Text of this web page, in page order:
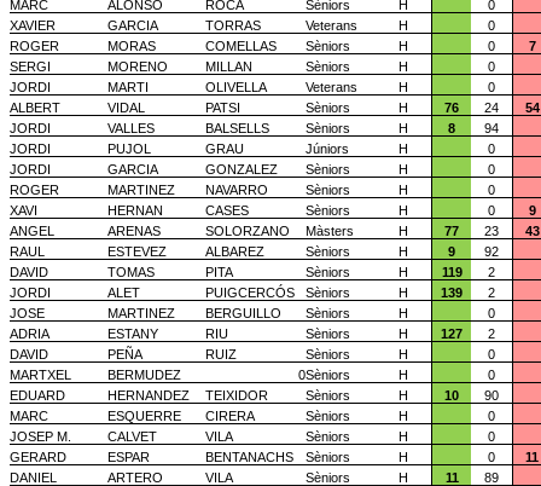
MARC
ALONSO ROCA Sèniors H
0
XAVIER
GARCIA TORRAS Veterans H
0
ROGER
MORAS COMELLAS Sèniors H 0
7
SERGI
MORENO MILLAN Sèniors H
0
JORDI
MARTI OLIVELLA Veterans H
0
ALBERT
VIDAL PATSI Sèniors H 76 24
54
JORDI
VALLES BALSELLS Sèniors H 8
94
JORDI
PUJOL GRAU Júniors H
0
JORDI
GARCIA GONZALEZ Sèniors H
0
ROGER
MARTINEZ NAVARRO Sèniors H
0
XAVI
HERNAN CASES Sèniors H 0
9
ANGEL
ARENAS SOLORZANO Màsters H 77 23
43
RAUL
ESTEVEZ ALBAREZ Sèniors H 9
92
DAVID
TOMAS PITA Sèniors H 119
2
JORDI
ALET PUIGCERCÓS Sèniors H 139
2
JOSE
MARTINEZ BERGUILLO Sèniors H
0
ADRIA
ESTANY RIU Sèniors H 127
2
DAVID
PEÑA RUIZ Sèniors H
0
MARTXEL
BERMUDEZ 0Sèniors H
0
EDUARD
HERNANDEZ TEIXIDOR Sèniors H 10
90
MARC
ESQUERRE CIRERA Sèniors H
0
JOSEP M.
CALVET VILA Sèniors H
0
GERARD
ESPAR BENTANACHS Sèniors H 0
11
DANIEL
ARTERO VILA Sèniors H 11
89